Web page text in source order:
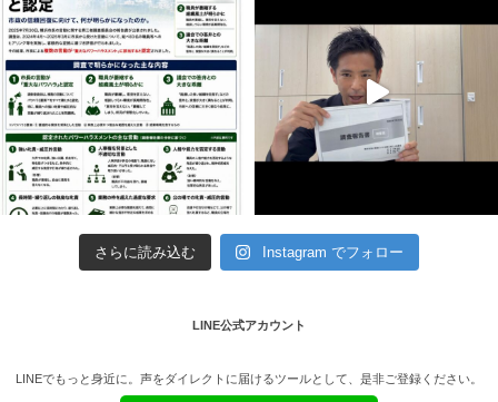
さらに読み込む Instagram でフォロー
LINE公式アカウント
LINEでもっと身近に。声をダイレクトに届けるツールとして、是非ご登録ください。